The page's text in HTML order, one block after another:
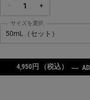
+
キールズ クリーム UFC の サイ
50mL（セット）
サイズを選択
4,950円 （税込） ―